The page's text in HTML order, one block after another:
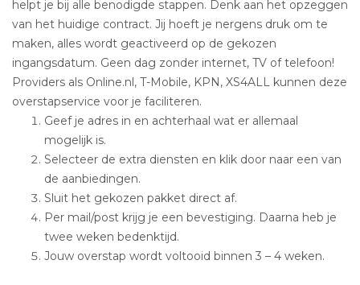
helpt je bij alle benodigde stappen. Denk aan het opzeggen
van het huidige contract. Jij hoeft je nergens druk om te
maken, alles wordt geactiveerd op de gekozen
ingangsdatum. Geen dag zonder internet, TV of telefoon!
Providers als Online.nl, T-Mobile, KPN, XS4ALL kunnen deze
overstapservice voor je faciliteren.
Geef je adres in en achterhaal wat er allemaal
mogelijk is.
Selecteer de extra diensten en klik door naar een van
de aanbiedingen.
Sluit het gekozen pakket direct af.
Per mail/post krijg je een bevestiging. Daarna heb je
twee weken bedenktijd.
Jouw overstap wordt voltooid binnen 3 – 4 weken.